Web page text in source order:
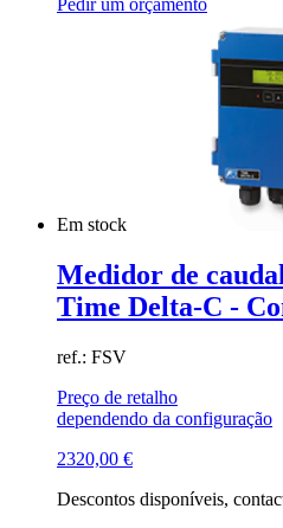
Pedir um orçamento
Em stock
Medidor de
Time Delta-C -
ref.: FSV
Preço de retalho
dependendo da configuração
2320,00 €
Descontos disponíveis,